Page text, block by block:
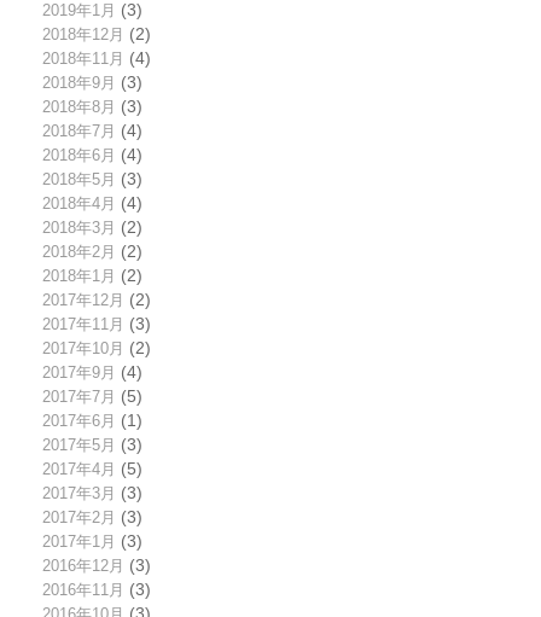
2019年1月 (3)
2018年12月 (2)
2018年11月 (4)
2018年9月 (3)
2018年8月 (3)
2018年7月 (4)
2018年6月 (4)
2018年5月 (3)
2018年4月 (4)
2018年3月 (2)
2018年2月 (2)
2018年1月 (2)
2017年12月 (2)
2017年11月 (3)
2017年10月 (2)
2017年9月 (4)
2017年7月 (5)
2017年6月 (1)
2017年5月 (3)
2017年4月 (5)
2017年3月 (3)
2017年2月 (3)
2017年1月 (3)
2016年12月 (3)
2016年11月 (3)